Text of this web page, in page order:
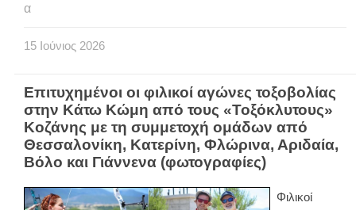
α
15 Ιούνιος 2026
Επιτυχημένοι οι φιλικοί αγώνες τοξοβολίας
στην Κάτω Κώμη από τους «Τοξόκλυτους»
Κοζάνης με τη συμμετοχή ομάδων από
Θεσσαλονίκη, Κατερίνη, Φλώρινα, Αριδαία,
Βόλο και Γιάννενα (φωτογραφίες)
Φιλικοί